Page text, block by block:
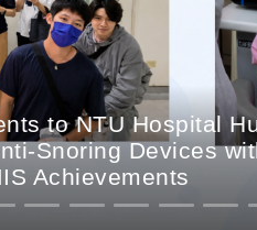
to NTU Hospital
Snoring Devices
Achievements